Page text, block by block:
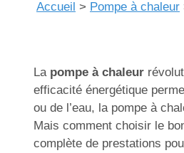
Accueil > Pompe à chaleur
La pompe à chaleur
efficacité énergétique
ou de l’eau, la pompe à
Mais comment choisir le
complète de prestations